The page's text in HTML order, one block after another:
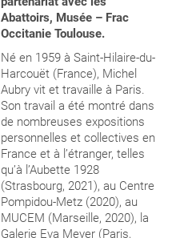
Abattoirs, Musée – Frac
Occitanie Toulouse.
Né en 1959 à Saint-Hilaire-du-
Harcouët (France), Michel
Aubry vit et travaille à Paris.
Son travail a été montré dans
de nombreuses expositions
personnelles et collectives en
France et à l’étranger, telles
qu’à l’Aubette 1928
(Strasbourg, 2021), au Centre
Pompidou-Metz (2020), au
MUCEM (Marseille, 2020), la
Galerie Eva Meyer (Paris,